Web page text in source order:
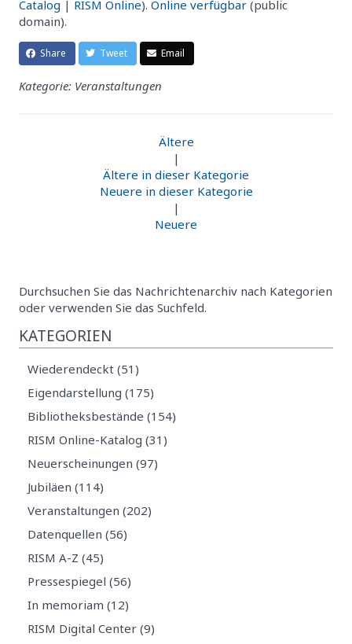
Catalog | RISM Online). Online verfügbar (public
domain).
Share Tweet Email
Kategorie: Veranstaltungen
Ältere
|
Ältere in dieser Kategorie
Neuere in dieser Kategorie
|
Neuere
Durchsuchen Sie das Nachrichtenarchiv nach Kategorien
oder verwenden Sie das Suchfeld.
KATEGORIEN
Wiederendeckt (51)
Eigendarstellung (175)
Bibliotheksbestände (154)
RISM Online-Katalog (31)
Neuerscheinungen (97)
Jubiläen (114)
Veranstaltungen (202)
Datenquellen (56)
RISM A-Z (45)
Pressespiegel (56)
In memoriam (12)
RISM Digital Center (9)